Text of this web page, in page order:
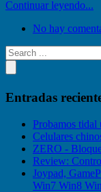
Continuar leyendo...
No hay
Entradas
Probamos
Celulares
ZERO -
Review:
Joypad,
Win7 Win8